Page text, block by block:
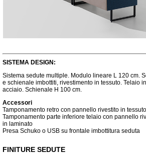
SISTEMA DESIGN:
Sistema sedute multiple. Modulo lineare L 120 cm.
e schienale imbottiti, rivestimento in tessuto. Telaio
acciaio. Schienale H 100 cm.
Accessori
Tamponamento retro con pannello rivestito in tessuto
Tamponamento parte inferiore telaio con pannello
in laminato
Presa Schuko o USB su frontale imbottitura seduta
FINITURE SEDUTE